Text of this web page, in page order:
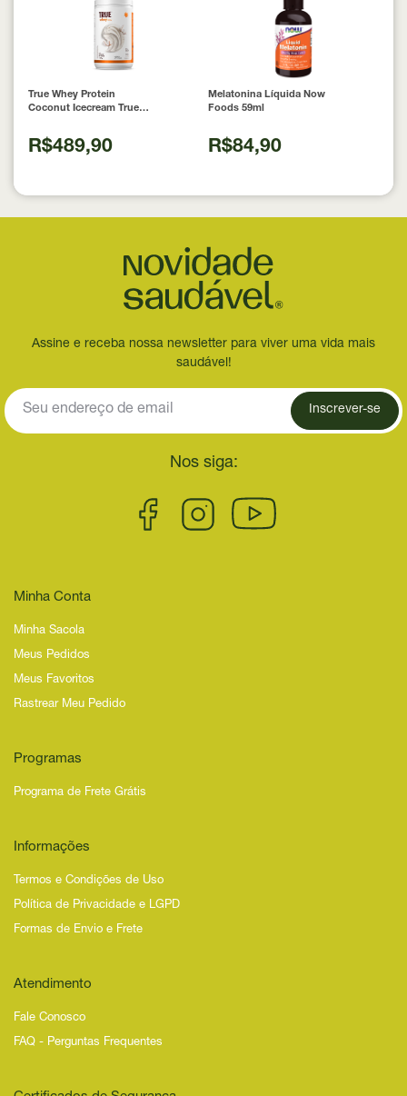
True Whey Protein
Coconut Icecream True
R$489,90
Melatonina Líquida Now
Foods 59ml
R$84,90
Assine e receba nossa newsletter para viver uma vida mais
saudável!
Inscrever-se
Nos siga:
Minha Conta
Minha Sacola
Meus Pedidos
Meus Favoritos
Rastrear Meu Pedido
Programas
Programa de Frete Grátis
Informações
Termos e Condições de Uso
Política de Privacidade e LGPD
Formas de Envio e Frete
Atendimento
Fale Conosco
FAQ - Perguntas Frequentes